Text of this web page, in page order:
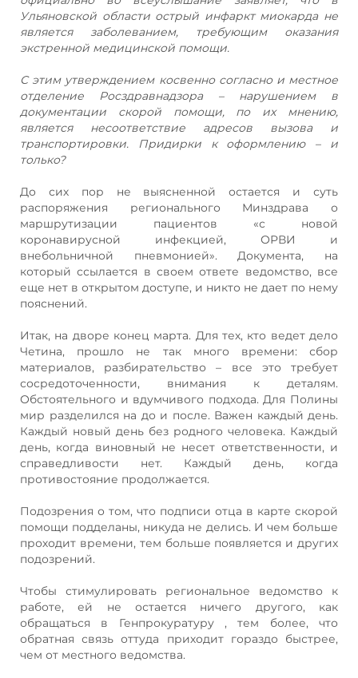
Ульяновской области острый инфаркт миокарда не
является заболеванием, требующим оказания
экстренной медицинской помощи.
С этим утверждением косвенно согласно и местное
отделение Росздравнадзора – нарушением в
документации скорой помощи, по их мнению,
является несоответствие адресов вызова и
транспортировки. Придирки к оформлению – и
только?
До сих пор не выясненной остается и суть
распоряжения регионального Минздрава о
маршрутизации пациентов «с новой
коронавирусной инфекцией, ОРВИ и
внебольничной пневмонией». Документа, на
который ссылается в своем ответе ведомство, все
еще нет в открытом доступе, и никто не дает по нему
пояснений.
Итак, на дворе конец марта. Для тех, кто ведет дело
Четина, прошло не так много времени: сбор
материалов, разбирательство – все это требует
сосредоточенности, внимания к деталям.
Обстоятельного и вдумчивого подхода. Для Полины
мир разделился на до и после. Важен каждый день.
Каждый новый день без родного человека. Каждый
день, когда виновный не несет ответственности, и
справедливости нет. Каждый день, когда
противостояние продолжается.
Подозрения о том, что подписи отца в карте скорой
помощи подделаны, никуда не делись. И чем больше
проходит времени, тем больше появляется и других
подозрений.
Чтобы стимулировать региональное ведомство к
работе, ей не остается ничего другого, как
обращаться в Генпрокуратуру , тем более, что
обратная связь оттуда приходит гораздо быстрее,
чем от местного ведомства.